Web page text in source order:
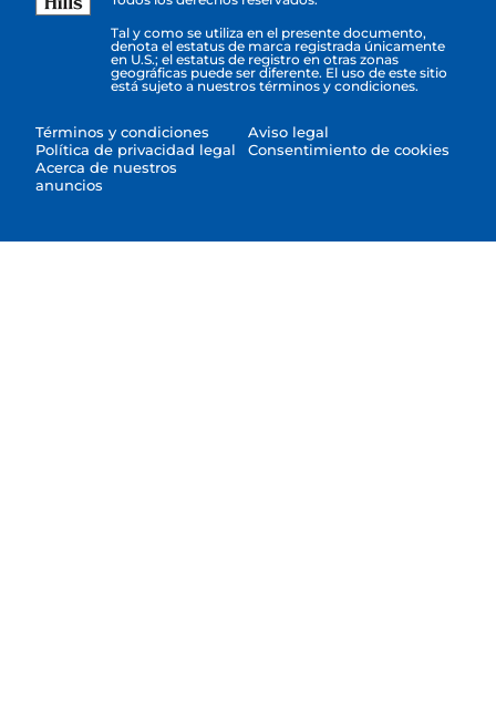
Tal y como se utiliza en el presente documento,
denota el estatus de marca registrada únicamente
en U.S.; el estatus de registro en otras zonas
geográficas puede ser diferente. El uso de este sitio
está sujeto a nuestros términos y condiciones.
Términos y condiciones
Política de privacidad legal
Acerca de nuestros
anuncios
Aviso legal
Consentimiento de cookies